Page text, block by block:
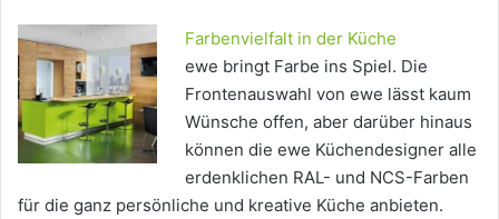
Farbenvielfalt in der Küche
ewe bringt Farbe ins Spiel. Die
Frontenauswahl von ewe lässt kaum
Wünsche offen, aber darüber hinaus
können die ewe Küchendesigner alle
erdenklichen RAL- und NCS-Farben
für die ganz persönliche und kreative Küche anbieten.